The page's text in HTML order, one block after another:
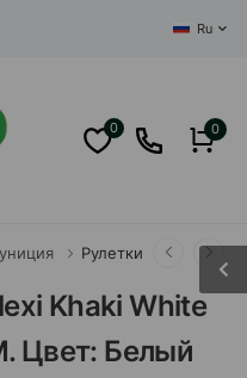
Ru
0 0
Рулетки
Khaki White
Цвет: Белый